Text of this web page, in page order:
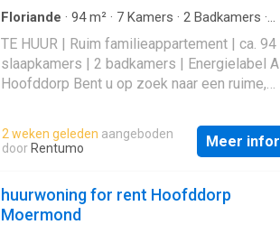
instapklaar is. De zonnige tuin rondom de
Floriande · 94m² · 7 Kamers · 2 Badkamers ·
IUitgeruste keuken
TE HUUR | Ruim familieappartement | ca. 94
slaapkamers | 2 badkamers | Energielabel
Hoofddorp Bent u op zoek naar een ruime,
nabij Schiphol en Amsterdam? Dan is dit
ruime appartement in de geliefde wijk
Oost precies wat u zoekt. Met circa 94 m²
biedt deze woning maar liefst zes
twee moderne badkamers en
2 weken geleden aangeboden
door Rentumo Meer
huurwoning for rent Hoofddorp
Moermond